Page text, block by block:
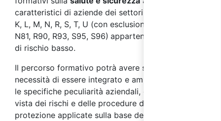
caratteristici di aziende dei settori ATECO 2007 J,
K, L, M, N, R, S, T, U (con esclusione di: M75, N80,
N81, R90, R93, S95, S96) appartenenti alla classe
di rischio basso.
Il percorso formativo potrà avere successivamente
necessità di essere integrato e ampliato secondo
le specifiche peculiarità aziendali, dal punto di
vista dei rischi e delle procedure di prevenzione e
protezione applicate sulla base della valutazione